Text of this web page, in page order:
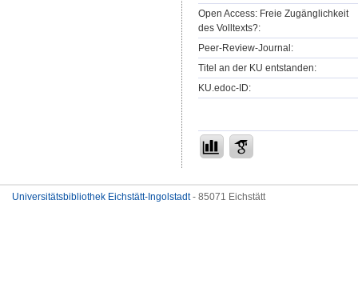
Open Access: Freie Zugänglichkeit
des Volltexts?:
Peer-Review-Journal:
Titel an der KU entstanden:
KU.edoc-ID:
Universitätsbibliothek Eichstätt-Ingolstadt- 85071 Eichstätt